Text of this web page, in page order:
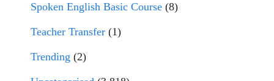
Spoken English Basic Course (8)
Teacher Transfer (1)
Trending (2)